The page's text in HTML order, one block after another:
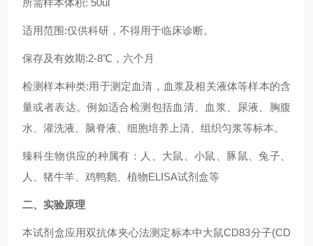
所需样本体积: 50ul
适用范围:仅供科研，不得用于临床诊断。
保存及有效期:2-8℃，六个月
检测样本种类:用于测定血清，血浆及相关液体等样本的含
量或者表达。例如适合检测包括血清、血浆、尿液、胸腹
水、灌洗液、脑脊液、细胞培养上清、组织匀浆等标本。
臻科生物供应的种属有：人、大鼠、小鼠、豚鼠、兔子、
人、猪牛羊、鸡鸭鹅、植物ELISA试剂盒等
二、实验原理
本试剂盒应用双抗体夹心法测定标本中大鼠CD83分子(CD